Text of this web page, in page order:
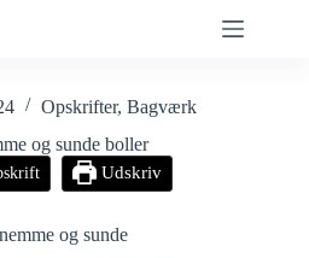
Opskrifter, Bagværk
og sunde boller
Udskriv
og sunde